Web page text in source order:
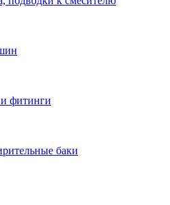
фитинги
баки